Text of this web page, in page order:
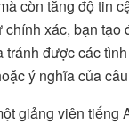
còn tăng độ tin
xác, bạn tạo
tránh được các
ý nghĩa của
giảng viên tiếng